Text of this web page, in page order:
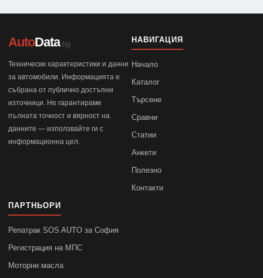
AutoData.bg
Технически характеристики и данни
за автомобили. Информацията е
събрана от публично достъпни
източници. Не гарантираме
пълната точност и вярност на
данните — използвайте ги с
информационна цел.
НАВИГАЦИЯ
Начало
Каталог
Търсене
Сравни
Статии
Анкети
Полезно
Контакти
ПАРТНЬОРИ
Репатрак SOS AUTO за София
Регистрация на МПС
Моторни масла